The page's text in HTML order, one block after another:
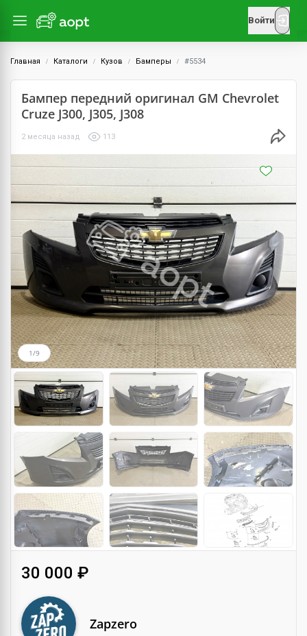
Войти
Главная Каталоги Кузов Бамперы #5534
Бампер передний оригинал GM Chevrolet
Cruze J300, J305, J308
2 месяца назад 113
1/9
30 000 ₽
Zapzero